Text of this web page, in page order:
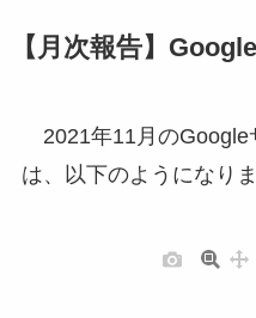
【月次報告】
2021年11月のGoogle
は、以下のようになりま